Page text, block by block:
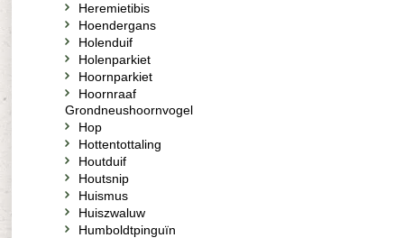
Heremietibis
Hoendergans
Holenduif
Holenparkiet
Hoornparkiet
Hoornraaf
Grondneushoornvogel
Hop
Hottentottaling
Houtduif
Houtsnip
Huismus
Huiszwaluw
Humboldtpinguïn